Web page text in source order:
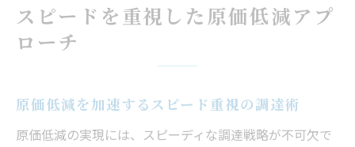
スピードを重視した原価低減アプ
ローチ
原価低減を加速するスピード重視の調達術
原価低減の実現には、スピーディな調達戦略が不可欠で